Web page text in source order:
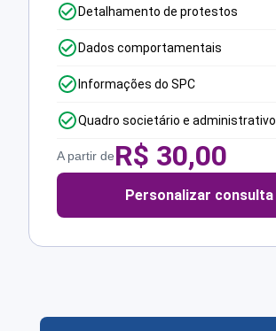
Detalhamento de protestos
Dados comportamentais
Informações do SPC
Quadro societário e administrativo
A partir deR$ 30,00
Personalizar consulta